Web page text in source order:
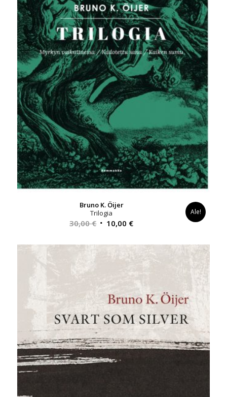
Bruno K. Öijer
Trilogia
30,00€ Alkuperäinen
oli:
30,00 €.
10,00 €Nykyinen
on:
10,00 €.
Ale!